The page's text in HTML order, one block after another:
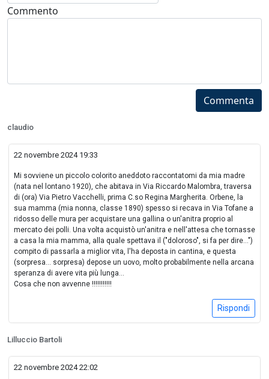
Commento
Commenta
claudio
22 novembre 2024 19:33
Mi sovviene un piccolo colorito aneddoto raccontatomi da mia madre
(nata nel lontano 1920), che abitava in Via Riccardo Malombra, traversa
di (ora) Via Pietro Vacchelli, prima C.so Regina Margherita. Orbene, la
sua mamma (mia nonna, classe 1890) spesso si recava in Via Tofane a
ridosso delle mura per acquistare una gallina o un'anitra proprio al
mercato dei polli. Una volta acquistò un'anitra e nell'attesa che tornasse
a casa la mia mamma, alla quale spettava il ("doloroso", si fa per dire...")
compito di passarla a miglior vita, l'ha deposta in cantina, e questa
(sorpresa... sorpresa) depose un uovo, molto probabilmente nella arcana
speranza di avere vita più lunga...
Cosa che non avvenne !!!!!!!!!!!
Rispondi
Lilluccio Bartoli
22 novembre 2024 22:02